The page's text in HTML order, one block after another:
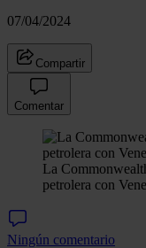
07/04/2024
Compartir
Comentar
La
petrolera con
Ningún comentario